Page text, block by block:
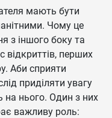
мають бути
Чому це
з іншого боку та
перших
Аби сприяти
приділяти увагу
нього. Один з них
важливу роль: